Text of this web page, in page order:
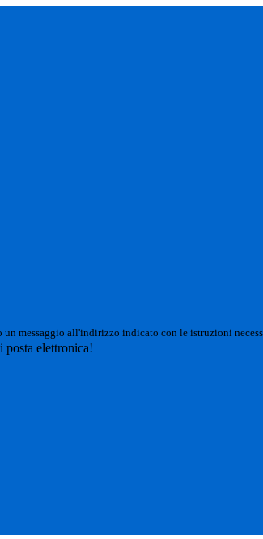
messaggio all'indirizzo indicato con le istruzioni
posta elettronica!